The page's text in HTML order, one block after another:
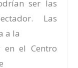
ser las
Las
a la
el Centro